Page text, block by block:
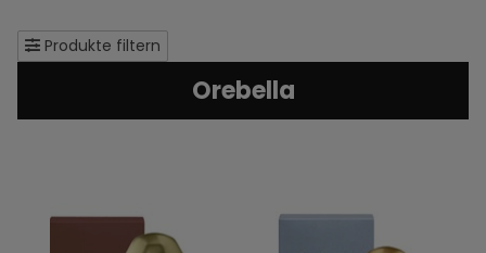
Produkte filtern
Orebella